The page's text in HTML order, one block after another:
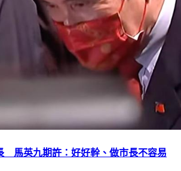
馬英九期許：好好幹、做市長不容易